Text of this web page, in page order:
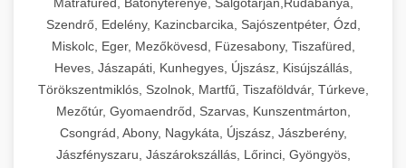
chef-iparikonyhagepek.hu
kereskedelmi sajtreszelő
Teljes körű nagykonyhai berendezések és
professzionális vendéglátóipari kellékek.
Minden, ami szükséges éttermi és catering
műveletekhez.
chef-iparikonyhagepek.hu
Szendrő, Edelény, Kazincbarcika, Sajószentpéter, Ózd,
Miskolc, Eger, Mezőkövesd, Füzesabony, Tiszafüred,
Heves, Jászapáti, Kunhegyes, Újszász, Kisújszállás,
Törökszentmiklós, Szolnok, Martfű, Tiszaföldvár, Túrkeve,
Mezőtúr, Gyomaendrőd, Szarvas, Kunszentmárton,
Csongrád, Abony, Nagykáta, Újszász, Jászberény,
Jászfényszaru, Jászárokszállás, Lőrinci, Gyöngyös,